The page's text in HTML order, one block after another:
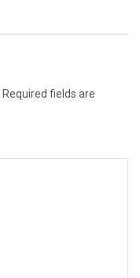
Required fields are